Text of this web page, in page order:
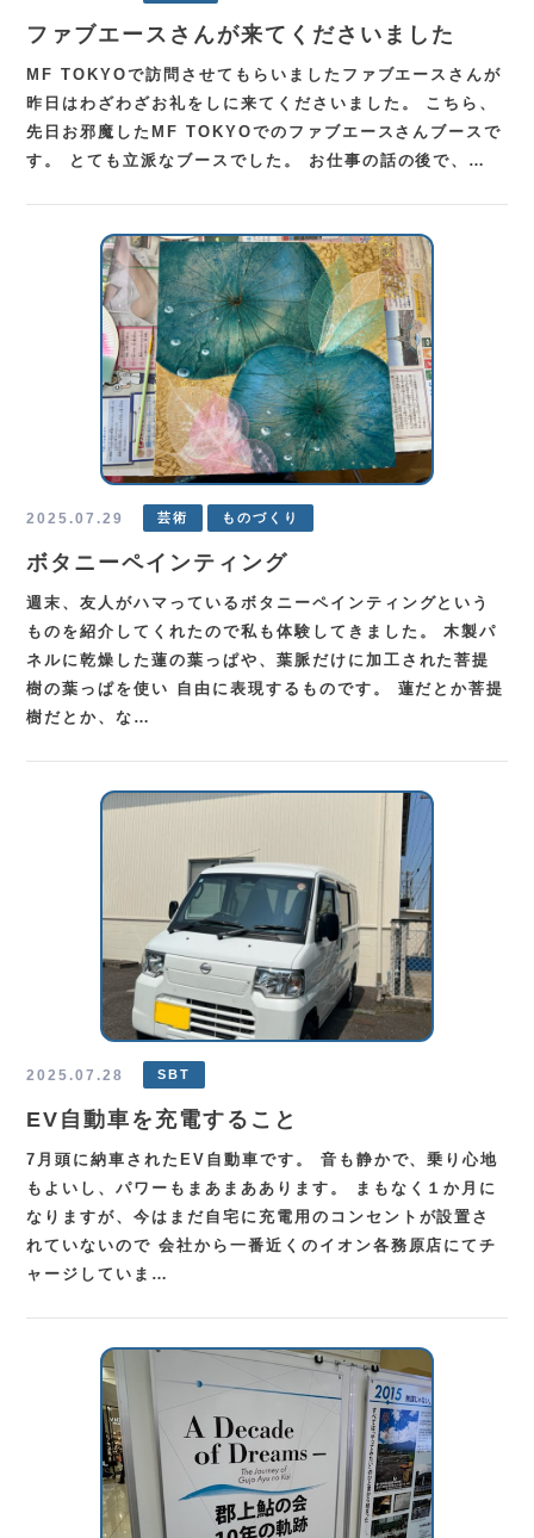
ファブエースさんが来てくださいました
MF TOKYOで訪問させてもらいましたファブエースさんが
昨日はわざわざお礼をしに来てくださいました。 こちら、
先日お邪魔したMF TOKYOでのファブエースさんブースで
す。 とても立派なブースでした。 お仕事の話の後で、…
2025.07.29 芸術 ものづくり
ボタニーペインティング
週末、友人がハマっているボタニーペインティングという
ものを紹介してくれたので私も体験してきました。 木製パ
ネルに乾燥した蓮の葉っぱや、葉脈だけに加工された菩提
樹の葉っぱを使い 自由に表現するものです。 蓮だとか菩提
樹だとか、な…
2025.07.28 SBT
EV自動車を充電すること
7月頭に納車されたEV自動車です。 音も静かで、乗り心地
もよいし、パワーもまあまああります。 まもなく１か月に
なりますが、今はまだ自宅に充電用のコンセントが設置さ
れていないので 会社から一番近くのイオン各務原店にてチ
ャージしていま…